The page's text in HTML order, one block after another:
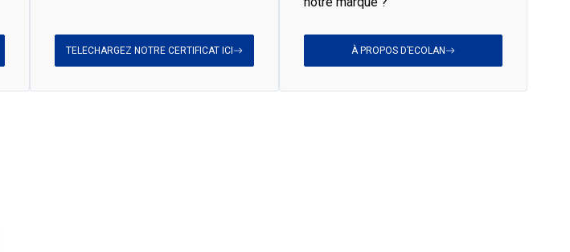
TELECHARGEZ NOTRE CERTIFICAT ICI À PROPOS D’ECOLAN